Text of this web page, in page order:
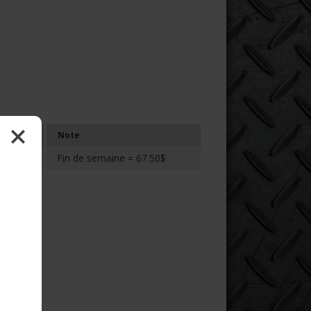
Note
Fin de semaine = 67.50$